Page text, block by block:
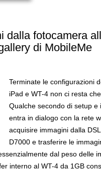
dalla fotocamera
di MobileMe
Terminate le configurazioni
iPad e WT-4 non ci resta
Qualche secondo di setup
entra in dialogo con la rete
acquisire immagini dalla
D7000 e trasferire le
dal peso delle
interno al WT-4 da 1GB